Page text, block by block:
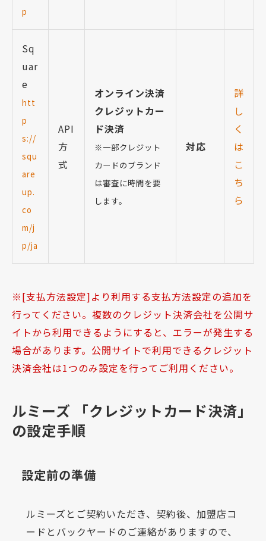
p
Sq
uar
e
htt
p
s://
squ
are
up.
co
m/j
p/ja
API
方
式
オンライン決済
クレジットカー
ド決済
※一部クレジット
カードのブランド
は審査に時間を要
します。
対応
詳
し
く
は
こ
ち
ら
[支払方法設定]より利用する支払方法設定の追加を
行ってください。複数のクレジット決済会社を公開サ
イトから利用できるようにすると、エラーが発生する
場合があります。公開サイトで利用できるクレジット
決済会社は1つのみ設定を行ってご利用ください。
ルミーズ 「クレジットカード決済」
の設定手順
設定前の準備
ルミーズとご契約いただき、契約後、加盟店コ
ードとバックヤードのご連絡がありますので、